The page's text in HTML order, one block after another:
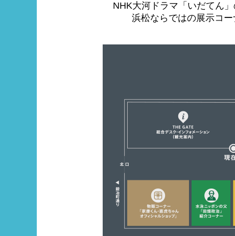
NHK大河ドラマ「いだてん
浜松ならではの展示コ